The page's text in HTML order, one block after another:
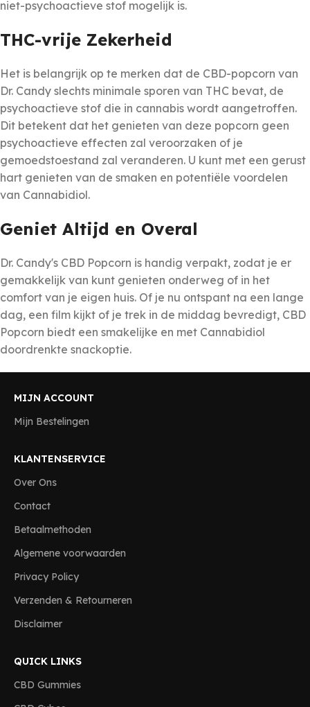
niet-psychoactieve stof mogelijk is.
THC-vrije Zekerheid
Het is belangrijk op te merken dat de CBD-popcorn van
Dr. Candy slechts minimale sporen van THC bevat, de
psychoactieve stof die in cannabis wordt aangetroffen.
Dit betekent dat het genieten van deze popcorn geen
psychoactieve effecten zal veroorzaken of je
gemoedstoestand zal veranderen. U kunt met een gerust
hart genieten van de smaken en potentiële voordelen
van Cannabidiol.
Geniet Altijd en Overal
Dr. Candy's CBD Popcorn is handig verpakt, zodat je er
gemakkelijk van kunt genieten onderweg of in het
comfort van je eigen huis. Of je nu ontspant na een lange
dag, een film kijkt of je trek in de middag bevredigt, CBD
Popcorn biedt een smakelijke en met Cannabidiol
doordrenkte snackoptie.
MIJN ACCOUNT
Mijn Bestelingen
KLANTENSERVICE
Over Ons
Contact
Betaalmethoden
Algemene voorwaarden
Privacy Policy
Verzenden & Retourneren
Disclaimer
QUICK LINKS
CBD Gummies